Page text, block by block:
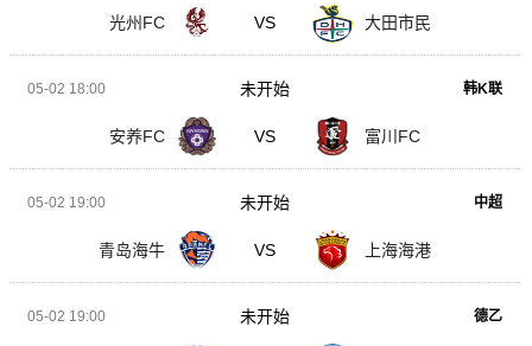
光州FC VS 大田市民
05-02 18:00 韩K联
安养FC VS 富川FC
未开始
05-02 19:00 中超
青岛海牛 VS 上海海港
未开始
05-02 19:00 德乙
未开始